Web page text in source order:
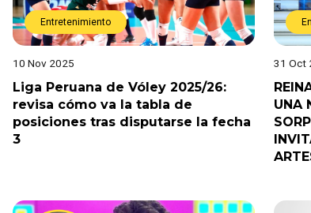
Entretenimiento
10 Nov 2025
Liga Peruana de Vóley 2025/26:
revisa cómo va la tabla de
posiciones tras disputarse la fecha
3
31 Oct
UNA